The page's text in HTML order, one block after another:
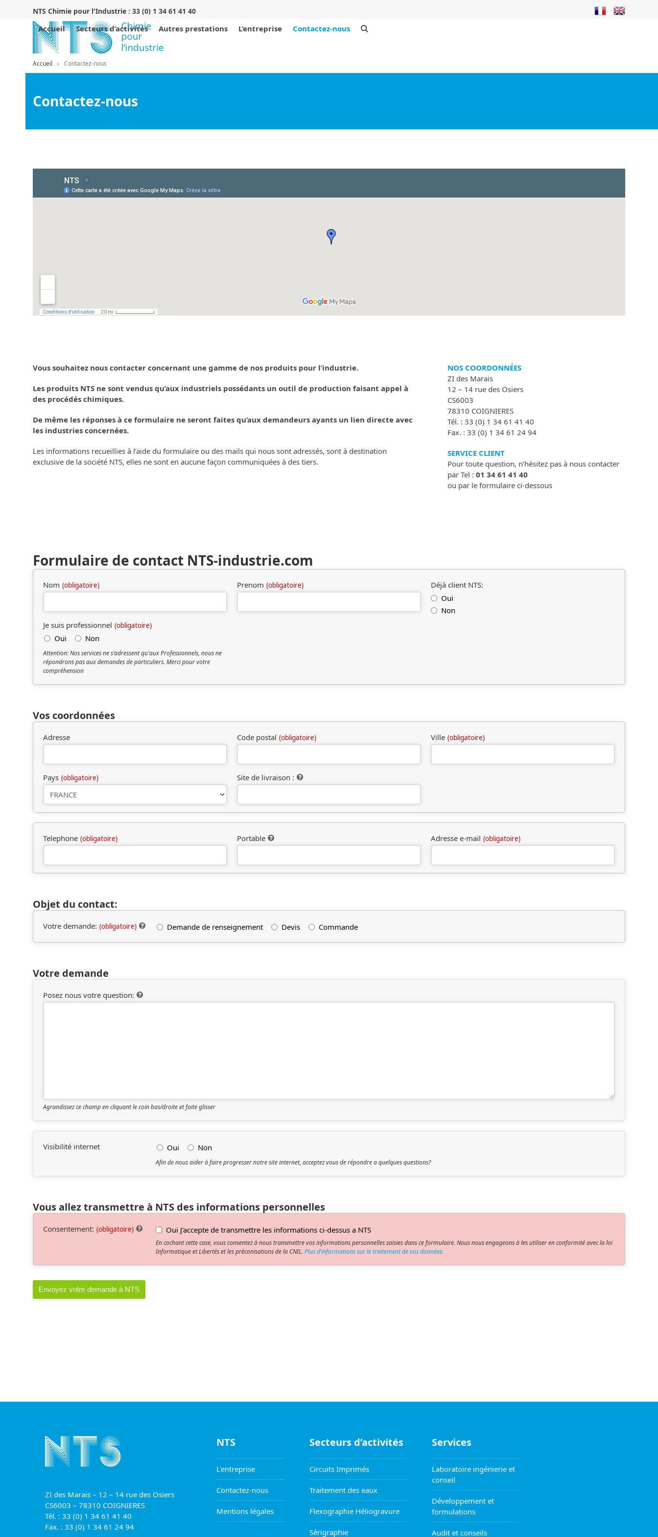
NTS Chimie pour l'Industrie :33 (0) 1 34 61 41 40
Accueil Secteurs d’activités Autres prestations L’entreprise Contactez-nous
Accueil » Contactez-nous
Contactez-nous
Vous souhaitez nous contacter concernant une gamme de nos produits pour l’industrie.
Les produits NTS ne sont vendus qu’aux industriels possédants un outil de production faisant appel à
des procédés chimiques.
De même les réponses à ce formulaire ne seront faites qu’aux demandeurs ayants un lien directe avec
les industries concernées.
Les informations recueillies à l’aide du formulaire ou des mails qui nous sont adressés, sont à destination
exclusive de la société NTS, elles ne sont en aucune façon communiquées à des tiers.
NOS COORDONNÉES
ZI des Marais
12 – 14 rue des Osiers
CS6003
78310 COIGNIERES
Tél. : 33 (0) 1 34 61 41 40
Fax. : 33 (0) 1 34 61 24 94
SERVICE CLIENT
Pour toute question, n’hésitez pas à nous contacter
par Tel : 01 34 61 41 40
ou par le formulaire ci-dessous
Formulaire de contact NTS-industrie.com
Nom (obligatoire)
Je suis professionnel (obligatoire)
Oui Non
Attention: Nos services ne s’adressent qu'aux Professionnels, nous ne
répondrons pas aux demandes de particuliers. Merci pour votre
compréhension
Prenom (obligatoire)
Déjà client NTS:
Oui
Non
Vos coordonnées
Adresse
Pays (obligatoire)
Code postal (obligatoire)
Site de livraison :
Ville (obligatoire)
Telephone (obligatoire) Portable Adresse e-mail (obligatoire)
Objet du contact:
Votre demande: (obligatoire) Demande de renseignement Devis Commande
Votre demande
Posez nous votre question:
Agrandissez ce champ en cliquant le coin bas/droite et faite glisser
Visibilité internet Oui Non
Afin de nous aider à faire progresser notre site internet, acceptez vous de répondre a quelques questions?
Vous allez transmettre à NTS des informations personnelles
Consentement: (obligatoire) Oui J'accepte de transmettre les informations ci-dessus a NTS
En cochant cette case, vous consentez à nous transmettre vos informations personnelles saisies dans ce formulaire. Nous nous engageons à les utiliser en conformité avec la loi
Informatique et Libertés et les préconisations de la CNIL.Plus d’informations sur le traitement de vos données.
Envoyez votre demande à NTS
ZI des Marais – 12 – 14 rue des Osiers
CS6003 – 78310 COIGNIERES
Tél. : 33 (0) 1 34 61 41 40
Fax. : 33 (0) 1 34 61 24 94
NTS
L’entreprise
Contactez-nous
Mentions légales
Secteurs d’activités
Circuits Imprimés
Traitement des eaux
Flexographie Héliogravure
Sérigraphie
Services
Laboratoire ingénierie et
conseil
Développement et
formulations
Audit et conseils